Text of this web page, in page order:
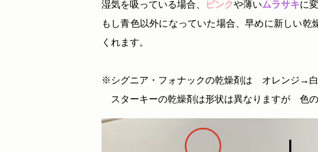
湿気を吸っている場合、
ピンクや薄いムラサキに
もし青色以外になっていた場合、早めに新しい
くれます。
※シグニア・フォナックの乾燥剤は オレンジ→
スターキーの乾燥剤は形状は異なりますが 色